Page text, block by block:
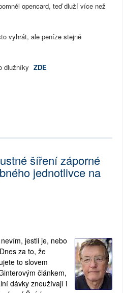
opencard, teď dluží více než
vyhrát, ale peníze stejně
dlužníky ZDE
šíření záporné
jednotlivce na
jestli je, nebo
za to, že
to slovem
článkem,
dávky zneužívají i